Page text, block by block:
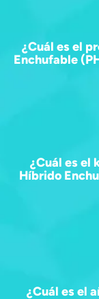
¿Cuál es el
Enchufable
¿Cuál es el
Híbrido
¿Cuál es el